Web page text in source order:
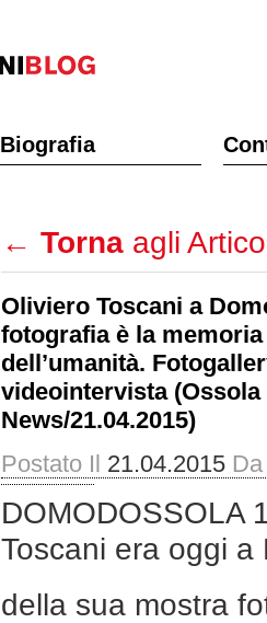
Biografia
← Torna agli
Oliviero Toscani a
fotografia è la
dell’umanità.
videointervista (Ossola
News/21.04.2015)
Postato Il 21.04.2015 Da
DOMODOSSOLA
Toscani era oggi a
della sua mostra